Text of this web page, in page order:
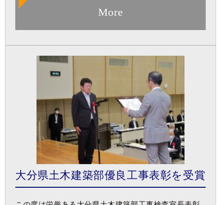
More
大分県土木建築部優良工事表彰を受賞